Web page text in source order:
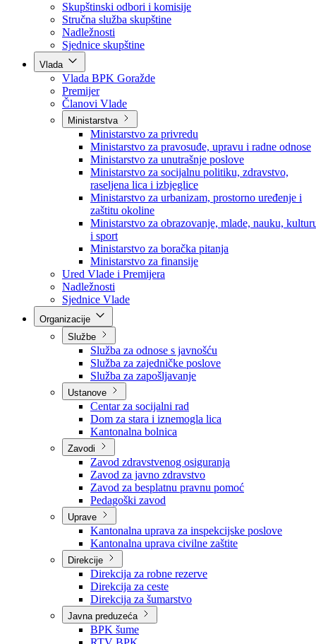
Poslanici po strankama
Poslanici po klubovima naroda
Kolegij skupštine
Skupštinski odbori i komisije
Stručna služba skupštine
Nadležnosti
Sjednice skupštine
Vlada
Vlada BPK Goražde
Premijer
Članovi Vlade
Ministarstva
Ministarstvo za privredu
Ministarstvo za pravosuđe, upravu i radne odnose
Ministarstvo za unutrašnje poslove
Ministarstvo za socijalnu politiku, zdravstvo,
raseljena lica i izbjeglice
Ministarstvo za urbanizam, prostorno uređenje i
zaštitu okoline
Ministarstvo za obrazovanje, mlade, nauku,
i sport
Ministarstvo za boračka pitanja
Ministarstvo za finansije
Ured Vlade i Premijera
Nadležnosti
Sjednice Vlade
Službe
Služba za odnose s javnošću
Služba za zajedničke poslove
Služba za zapošljavanje
Ustanove
Centar za socijalni rad
Dom za stara i iznemogla lica
Kantonalna bolnica
Zavodi
Zavod zdravstvenog osiguranja
Zavod za javno zdravstvo
Zavod za besplatnu pravnu pomoć
Pedagoški zavod
Uprave
Kantonalna uprava za inspekcijske poslove
Kantonalna uprava civilne zaštite
Direkcije
Direkcija za robne rezerve
Direkcija za ceste
Direkcija za šumarstvo